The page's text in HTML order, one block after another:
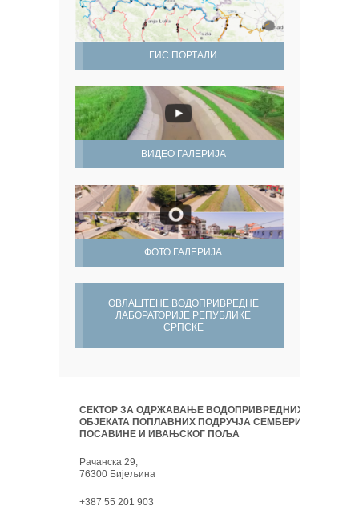
ГИС ПОРТАЛИ
ВИДЕО ГАЛЕРИЈА
ФОТО ГАЛЕРИЈА
ОВЛАШТЕНЕ ВОДОПРИВРЕДНЕ
ЛАБОРАТОРИЈЕ РЕПУБЛИКЕ
СРПСКЕ
СЕКТОР ЗА ОДРЖАВАЊЕ ВОДОПРИВРЕДНИХ
ОБЈЕКАТА ПОПЛАВНИХ ПОДРУЧЈА СЕМБЕРИЈЕ,
ПОСАВИНЕ И ИВАЊСКОГ ПОЉА
Рачанска 29,
76300 Бијељина
+387 55 201 903